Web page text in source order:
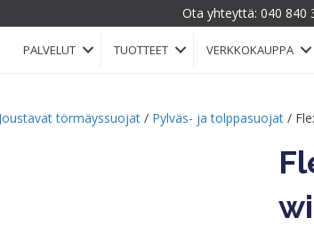
Ota yhteyttä: 040 840
PALVELUT TUOTTEET VERKKOKAUPPA
törmäyssuojat / Pylväs- ja tolppasuojat /